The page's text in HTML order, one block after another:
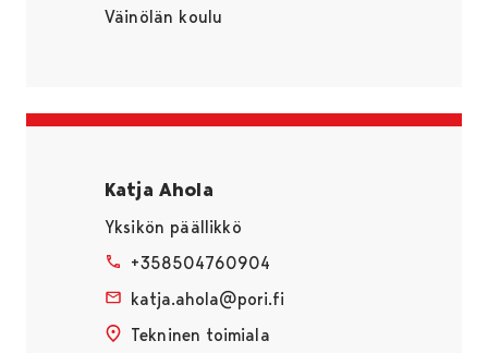
Väinölän koulu
Katja Ahola
Yksikön päällikkö
+358504760904
katja.ahola@pori.fi
Tekninen toimiala